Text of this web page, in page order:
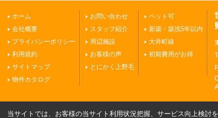
ホーム
会社概要
プライバシーポリシー
利用規約
サイトマップ
物件カタログ
お問い合わせ
スタッフ紹介
周辺施設
お客様の声
とにかく上野毛
ペット可
新築・築浅5年以内
大井町線
初期費用がお得
当サイトでは、お客様の当サイト利用状況把握、サービス向上検討